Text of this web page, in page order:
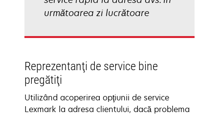
următoarea zi lucrătoare
Reprezentanţi de service bine
pregătiţi
Utilizând acoperirea opţiunii de service
Lexmark la adresa clientului, dacă problema